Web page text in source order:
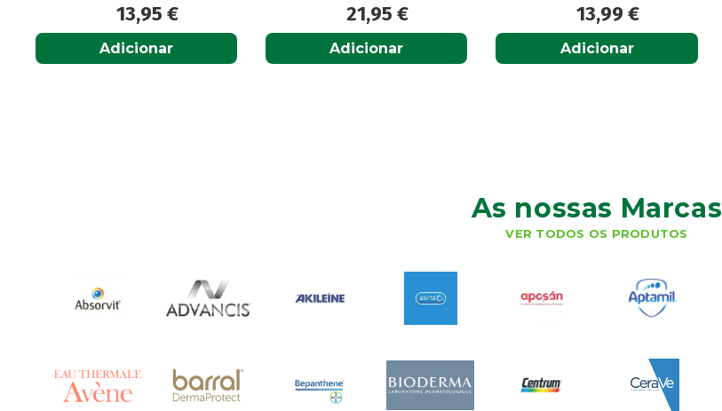
13,95 €
Adicionar
21,95€
Adicionar
13,99€
Adicionar
As nossas Marcas
VER TODOS OS PRODUTOS